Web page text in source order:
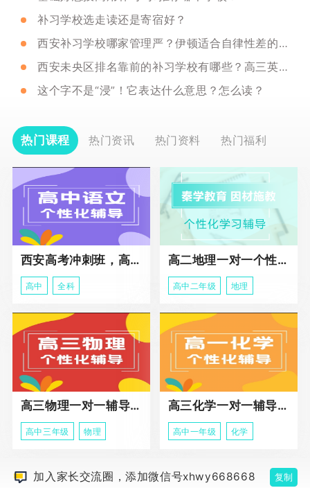
补习学校选走读还是寄宿好？
西安补习学校哪家管理严？伊顿适合自律性差的吗？
西安未央区排名靠前的补习学校有哪些？高三英语如何提升？
这个字不是“浸”！它表达什么意思？怎么读？
热门课程 热门资讯 热门资料 热门福利
西安高考冲刺班，高三全科辅导
高中 全科
高二地理一对一个性化冲刺辅导课程
高中二年级 地理
高三物理一对一辅导课程
高中三年级 物理
高三化学一对一辅导课程
高中一年级 化学
加入家长交流圈，添加微信号xhwy668668 复制